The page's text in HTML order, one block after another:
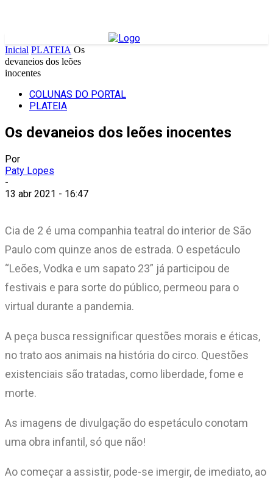
Inicial PLATEIA Os
devaneios dos leões
inocentes
COLUNAS DO PORTAL
PLATEIA
Os devaneios dos leões inocentes
Por
Paty Lopes
-
13 abr 2021 - 16:47
Cia de 2 é uma companhia teatral do interior de São
Paulo com quinze anos de estrada. O espetáculo
“Leões, Vodka e um sapato 23” já participou de
festivais e para sorte do público, permeou para o
virtual durante a pandemia.
A peça busca ressignificar questões morais e éticas,
no trato aos animais na história do circo. Questões
existenciais são tratadas, como liberdade, fome e
morte.
As imagens de divulgação do espetáculo conotam
uma obra infantil, só que não!
Ao começar a assistir, pode-se imergir, de imediato, ao